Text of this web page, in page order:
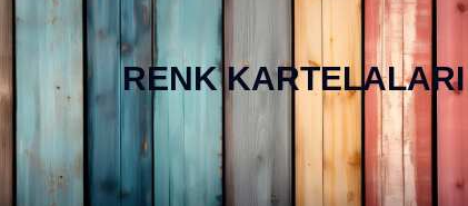
RENK KARTELALARI